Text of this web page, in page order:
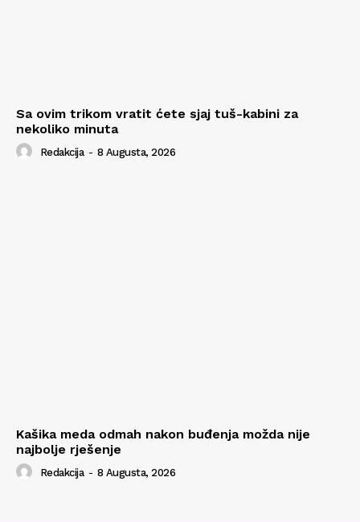
Sa ovim trikom vratit ćete sjaj tuš-kabini za
nekoliko minuta
Redakcija - 8 Augusta, 2026
Kašika meda odmah nakon buđenja možda nije
najbolje rješenje
Redakcija - 8 Augusta, 2026